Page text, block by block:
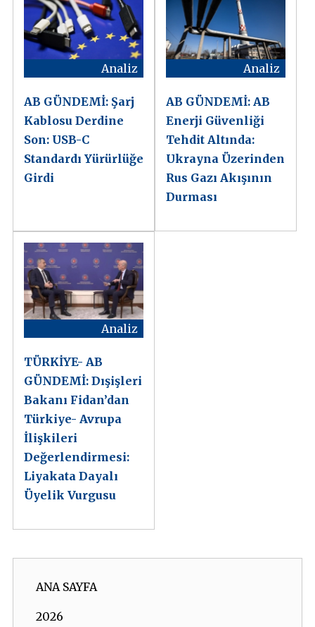
Analiz
AB GÜNDEMİ: Şarj
Kablosu Derdine
Son: USB-C
Standardı Yürürlüğe
Girdi
Analiz
AB GÜNDEMİ: AB
Enerji Güvenliği
Tehdit Altında:
Ukrayna Üzerinden
Rus Gazı Akışının
Durması
Analiz
TÜRKİYE- AB
GÜNDEMİ: Dışişleri
Bakanı Fidan’dan
Türkiye- Avrupa
İlişkileri
Değerlendirmesi:
Liyakata Dayalı
Üyelik Vurgusu
ANA SAYFA
2026